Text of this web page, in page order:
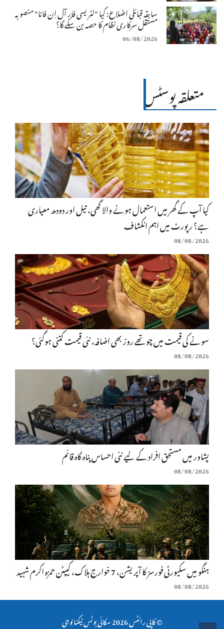
سابقہ قبائلی اضلاع: کیا "لٹریسی فار آل اِن فاٹا" منصوبہ
مستقل سرکاری نظام کا حصہ بن سکے گا؟
06/08/2026
متعلقہ پوسٹس
کیا آپ کے گھر میں استعمال ہونے والا گھی، تیل اور دودھ معیاری
ہے؟ رپورٹ میں اہم انکشاف
08/08/2026
سونے کی قیمت میں چوتھے روز بھی اضافہ، نئی قیمت کتنی ہوگئی؟
08/08/2026
پشاور میں مستحق افراد کے لیے نئی احساس پناہ گاہ قائم
08/08/2026
ہنگو میں سکیورٹی فورسز کا آپریشن، 7 خوارج ہلاک، کیپٹن حمزہ اکرم شہید
08/08/2026
© کاپی رائٹس 2026 سکائی بوٹس ٹیکنالوجی